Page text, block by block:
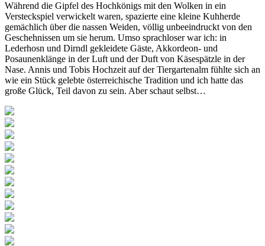
Während die Gipfel des Hochkönigs mit den Wolken in ein
Versteckspiel verwickelt waren, spazierte eine kleine Kuhherde
gemächlich über die nassen Weiden, völlig unbeeindruckt von den
Geschehnissen um sie herum. Umso sprachloser war ich: in
Lederhosn und Dirndl gekleidete Gäste, Akkordeon- und
Posaunenklänge in der Luft und der Duft von Käsespätzle in der
Nase. Annis und Tobis Hochzeit auf der Tiergartenalm fühlte sich an
wie ein Stück gelebte österreichische Tradition und ich hatte das
große Glück, Teil davon zu sein. Aber schaut selbst…